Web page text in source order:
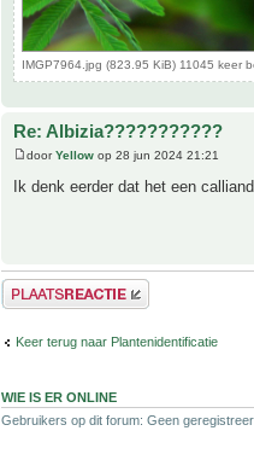
IMGP7964.jpg (823.95 KiB) 11045 keer
Re: Albizia???????????
doorYellow op 28 jun 2024 21:21
Ik denk eerder dat het een
Plaats een reactie
Keer terug naar Plantenidentificatie
WIE IS ER ONLINE
Gebruikers op dit forum: Geen